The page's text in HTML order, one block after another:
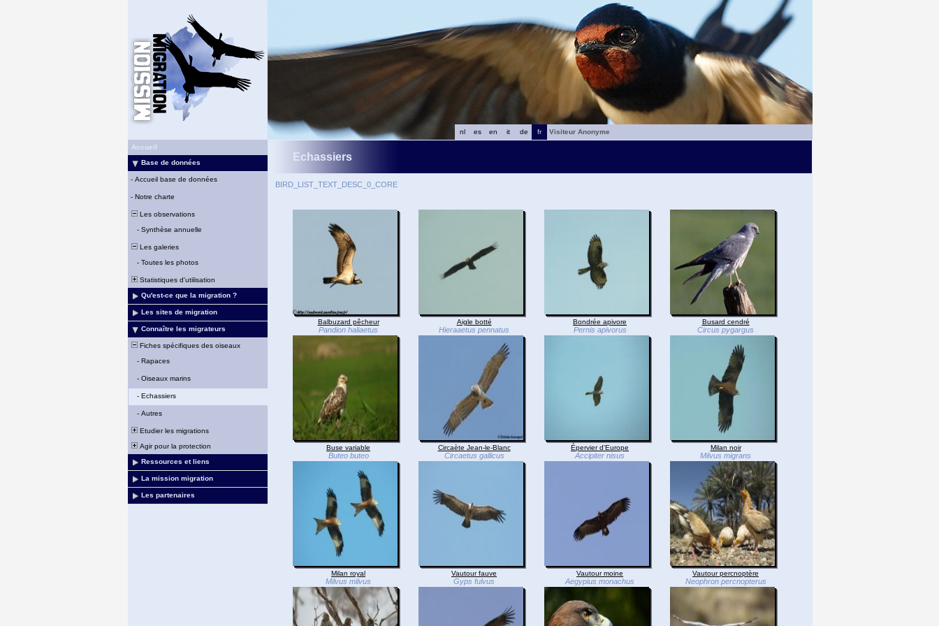
fr
de
it
en
es
nl
Visiteur Anonyme
Accueil
Base de données
- Accueil base de données
- Notre charte
Les observations
- Synthèse annuelle
Les galeries
- Toutes les photos
Statistiques d'utilisation
Qu'est-ce que la migration ?
Les sites de migration
Connaître les migrateurs
Fiches spécifiques des oiseaux
- Rapaces
- Oiseaux marins
- Echassiers
- Autres
Etudier les migrations
Agir pour la protection
Ressources et liens
La mission migration
Les partenaires
Echassiers
BIRD_LIST_TEXT_DESC_0_CORE
Balbuzard pêcheur
Pandion haliaetus
Aigle botté
Hieraaetus pennatus
Bondrée apivore
Pernis apivorus
Busard cendré
Circus pygargus
Buse variable
Buteo buteo
Circaète Jean-le-Blanc
Circaetus gallicus
Épervier d'Europe
Accipiter nisus
Milan noir
Milvus migrans
Milan royal
Milvus milvus
Vautour fauve
Gyps fulvus
Vautour moine
Aegypius monachus
Vautour percnoptère
Neophron percnopterus